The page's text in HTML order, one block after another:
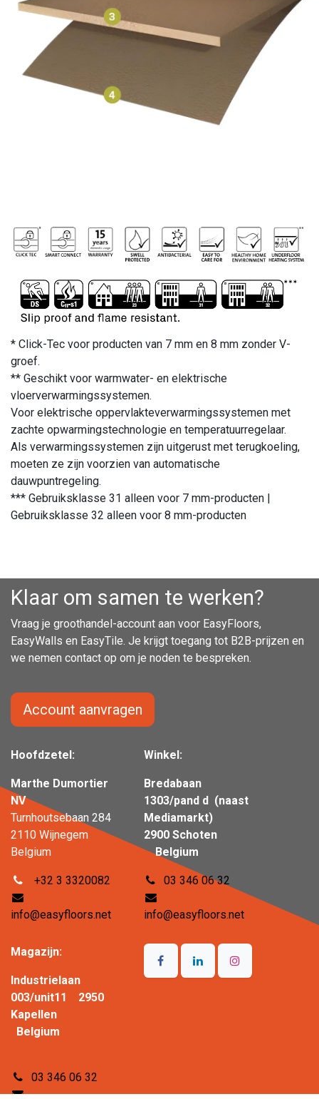
* Click-Tec voor producten van 7 mm en 8 mm zonder V-
groef.
** Geschikt voor warmwater- en elektrische
vloerverwarmingssystemen.
Voor elektrische oppervlakteverwarmingssystemen met
zachte opwarmingstechnologie en temperatuurregelaar.
Als verwarmingssystemen zijn uitgerust met terugkoeling,
moeten ze zijn voorzien van automatische
dauwpuntregeling.
*** Gebruiksklasse 31 alleen voor 7 mm-producten |
Gebruiksklasse 32 alleen voor 8 mm-producten
Klaar om samen te werken?
Vraag je groothandel-account aan voor EasyFloors,
EasyWalls en EasyTile. Je krijgt toegang tot B2B-prijzen en
we nemen contact op om je noden te bespreken.
Hoofdzetel:
Marthe Dumortier
NV
Turnhoutsebaan 284
2110 Wijnegem
Belgium
+32 3 3320082
info@easyfloors.net
Winkel:
Bredabaan
1303/pand d (naast
Mediamarkt)
2900 Schoten
Belgium
03 346 06 32
info@easyfloors.net
Magazijn:
Industrielaan
003/unit11 2950
Kapellen
Belgium
03 346 06 32
Account aanvragen